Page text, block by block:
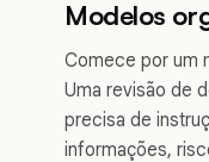
Modelos
Comece por um
Uma revisão de
precisa de
informações,